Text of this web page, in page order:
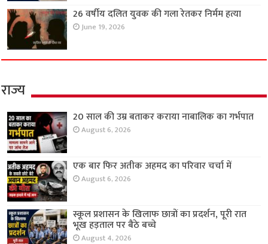
26 वर्षीय दलित युवक की गला रेतकर निर्मम हत्या
June 19, 2026
राज्य
20 साल की उम्र बताकर कराया नाबालिक का गर्भपात
August 6, 2026
एक बार फिर अतीक अहमद का परिवार चर्चा में
August 6, 2026
स्कूल प्रशासन के खिलाफ छात्रों का प्रदर्शन, पूरी रात
भूख हड़ताल पर बैठे बच्चे
August 4, 2026